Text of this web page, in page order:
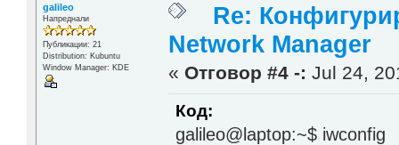
galileo
Напреднали
Публикации: 21
Distribution: Kubuntu
Window Manager: KDE
Re:
Network Manager
« Отговор #4 -: Jul 24,
Код:
galileo@laptop:~$ iwconfig